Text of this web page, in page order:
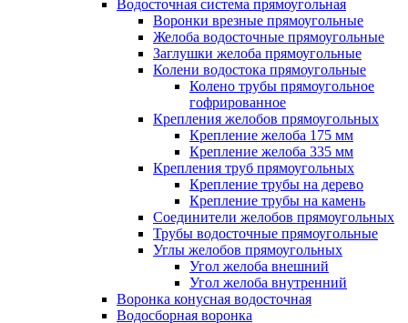
Водосточная система прямоугольная
Воронки врезные прямоугольные
Желоба водосточные прямоугольные
Заглушки желоба прямоугольные
Колени водостока прямоугольные
Колено трубы прямоугольное
гофрированное
Крепления желобов прямоугольных
Крепление желоба 175 мм
Крепление желоба 335 мм
Крепления труб прямоугольных
Крепление трубы на дерево
Крепление трубы на камень
Соединители желобов прямоугольных
Трубы водосточные прямоугольные
Углы желобов прямоугольных
Угол желоба внешний
Угол желоба внутренний
Воронка конусная водосточная
Водосборная воронка